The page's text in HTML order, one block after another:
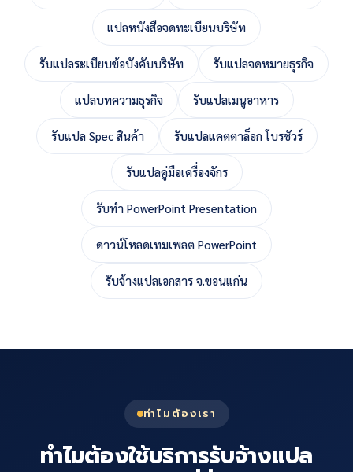
แปลหนังสือจดทะเบียนบริษัท
รับแปลระเบียบข้อบังคับบริษัท รับแปลจดหมายธุรกิจ
แปลบทความธุรกิจ รับแปลเมนูอาหาร
รับแปล Spec สินค้า รับแปลแคตตาล็อก โบรชัวร์
รับแปลคู่มือเครื่องจักร
รับทำ PowerPoint Presentation
ดาวน์โหลดเทมเพลต PowerPoint
รับจ้างแปลเอกสาร จ.ขอนแก่น
ทำไมต้องเรา
ทำไมต้องใช้บริการรับจ้างแปล